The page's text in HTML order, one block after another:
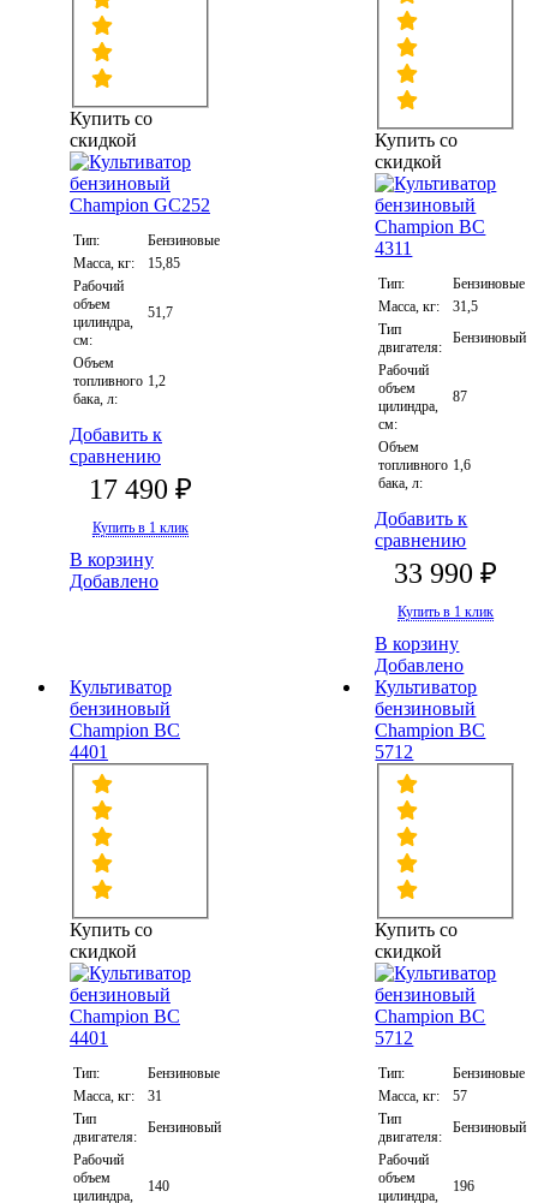
Купить со
скидкой
Тип:
Бензиновые
Масса, кг:
15,85
Рабочий
объем
цилиндра,
см:
51,7
Объем
топливного
бака, л:
1,2
Добавить к
сравнению
17 490 ₽
Купить в 1 клик
В корзину
Добавлено
Купить со
скидкой
Тип:
Бензиновые
Масса, кг:
31,5
Тип
двигателя:
Бензиновый
Рабочий
объем
цилиндра,
см:
87
Объем
топливного
бака, л:
1,6
Добавить к
сравнению
33 990 ₽
Купить в 1 клик
В корзину
Добавлено
Культиватор
бензиновый
Champion ВC
4401
Купить со
скидкой
Тип:
Бензиновые
Масса, кг:
31
Тип
двигателя:
Бензиновый
Рабочий
объем
цилиндра,
140
Культиватор
бензиновый
Champion ВC
5712
Купить со
скидкой
Тип:
Бензиновые
Масса, кг:
57
Тип
двигателя:
Бензиновый
Рабочий
объем
цилиндра,
196